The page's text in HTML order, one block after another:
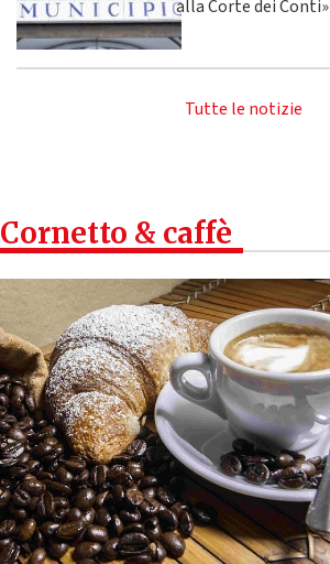
alla Corte dei Conti»
Tutte le notizie
Cornetto & caffè